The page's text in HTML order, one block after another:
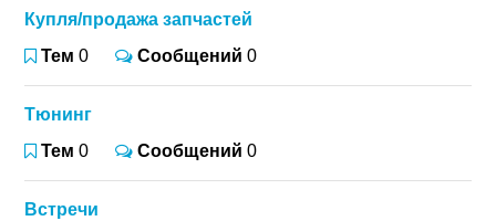
Купля/продажа запчастей
Тем 0 Сообщений 0
Тюнинг
Тем 0 Сообщений 0
Встречи